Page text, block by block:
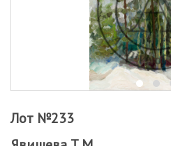
Лот №233